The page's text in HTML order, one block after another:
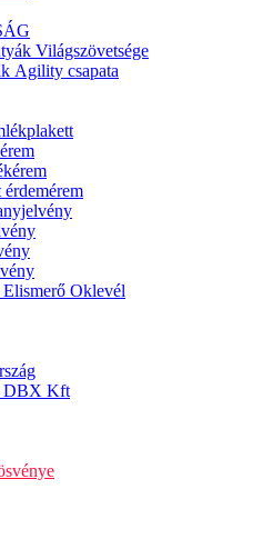
Világszövetsége
Agility csapata
Oklevél
DBX Kft